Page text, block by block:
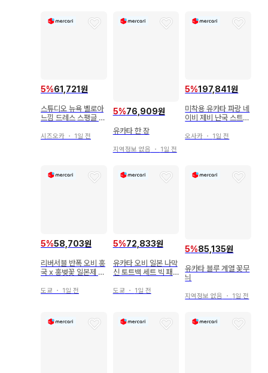
5%61,721원
스튜디오 뉴욕 벨로아
느낌 드레스 스팽글 장
시즈오카 ・ 1일 전
5%76,909원
유카타 한 장
지역정보 없음 ・ 1일 전
5%197,841원
미착용 유카타 파랑 네
이비 제비 난국 스트라
오사카 ・ 1일 전
5%58,703원
리버서블 반폭 오비 홍
국 x 홍벚꽃 일본제 코
새상품
도쿄 ・ 1일 전
5%72,833원
유카타 오비 일본 나막
신 토트백 세트 빅 패
도쿄 ・ 1일 전
5%85,135원
유카타 블루 계열 꽃무
늬
지역정보 없음 ・ 1일 전